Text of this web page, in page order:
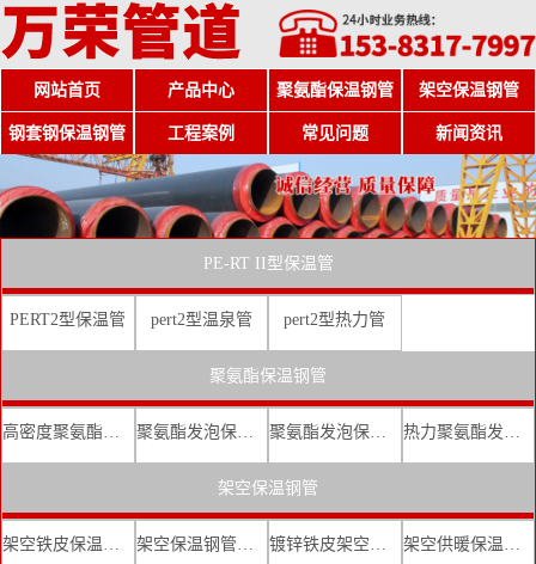
网站首页 产品中心 聚氨酯保温钢管 架空保温钢管
钢套钢保温钢管 工程案例 常见问题 新闻资讯
PE-RT II型保温管
PERT2型保温管 pert2型温泉管 pert2型热力管
聚氨酯保温钢管
高密度聚氨酯发泡保温钢管 聚氨酯发泡保温钢管厂家 聚氨酯发泡保温钢管价格 热力聚氨酯发泡直埋保温钢管
架空保温钢管
架空铁皮保温钢管 架空保温钢管厂家 镀锌铁皮架空保温管 架空供暖保温钢管